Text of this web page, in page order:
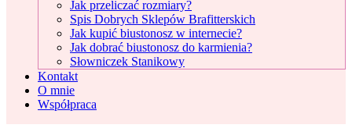
Jak przeliczać rozmiary?
Spis Dobrych Sklepów Brafitterskich
Jak kupić biustonosz w internecie?
Jak dobrać biustonosz do karmienia?
Słowniczek Stanikowy
Kontakt
O mnie
Współpraca